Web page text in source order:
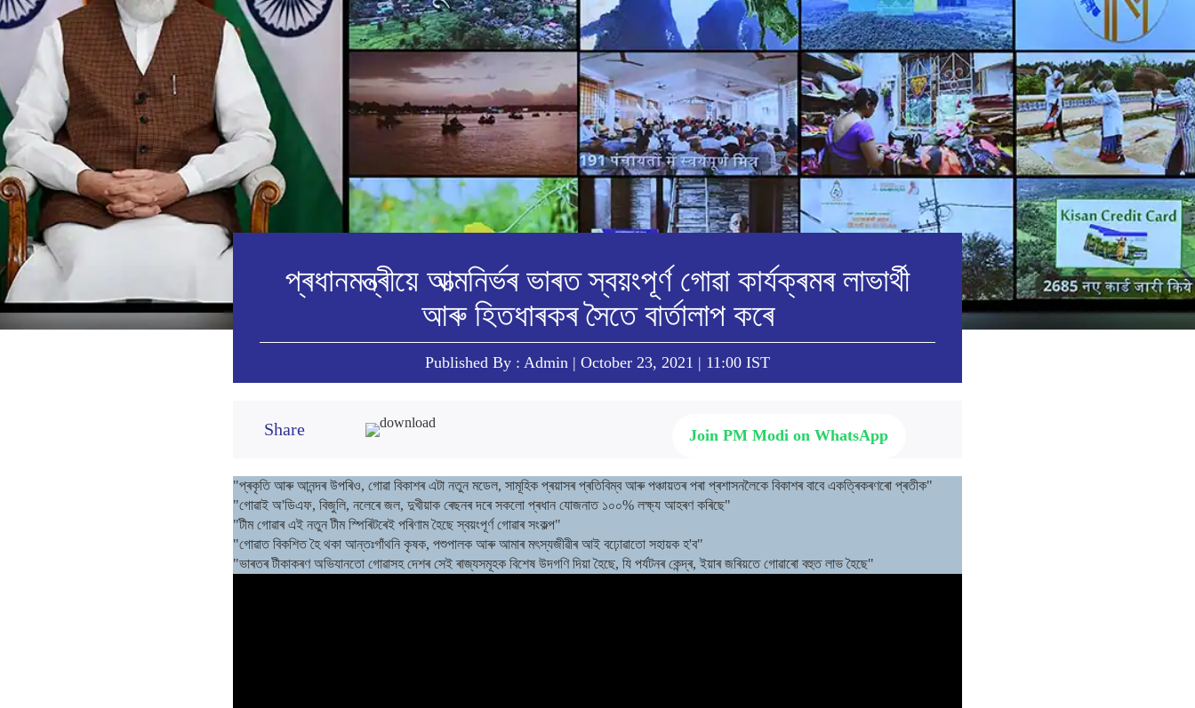
প্ৰধানমন্ত্ৰীয়ে আত্মনিৰ্ভৰ ভাৰত স্বয়ংপূৰ্ণ গোৱা কাৰ্যক্ৰমৰ লাভাৰ্থী
আৰু হিতধাৰকৰ সৈতে বাৰ্তালাপ কৰে
Published By : Admin | October 23, 2021 | 11:00 IST
Share Join PM Modi on WhatsApp
"প্ৰকৃতি আৰু আনন্দৰ উপৰিও, গোৱা বিকাশৰ এটা নতুন মডেল, সামূহিক প্ৰয়াসৰ প্ৰতিবিম্ব আৰু পঞ্চায়তৰ পৰা প্ৰশাসনলৈকে বিকাশৰ বাবে একত্ৰিকৰণৰো প্ৰতীক"
"গোৱাই অ'ডিএফ, বিজুলি, নলেৰে জল, দুখীয়াক ৰেছনৰ দৰে সকলো প্ৰধান যোজনাত ১০০% লক্ষ্য আহৰণ কৰিছে"
"টীম গোৱাৰ এই নতুন টীম স্পিৰিটৰেই পৰিণাম হৈছে স্বয়ংপূৰ্ণ গোৱাৰ সংকল্প"
"গোৱাত বিকশিত হৈ থকা আন্তঃগাঁথনি কৃষক, পশুপালক আৰু আমাৰ মৎস্যজীৱীৰ আই বঢ়োৱাতো সহায়ক হ'ব"
"ভাৰতৰ টীকাকৰণ অভিযানতো গোৱাসহ দেশৰ সেই ৰাজ্যসমূহক বিশেষ উদগণি দিয়া হৈছে, যি পৰ্যটনৰ কেন্দ্ৰ, ইয়াৰ জৰিয়তে গোৱাৰো বহুত লাভ হৈছে"